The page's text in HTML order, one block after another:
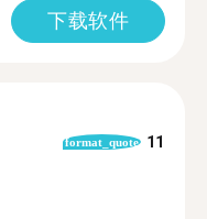
下载软件
format_quote 11